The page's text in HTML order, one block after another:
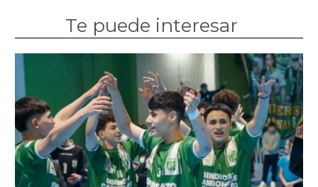
Te puede interesar